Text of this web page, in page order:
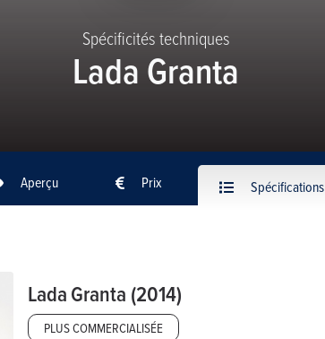
Spécificités techniques
Lada Granta
Aperçu Prix Spécifications
LadaGranta (2014)
PLUS COMMERCIALISÉE